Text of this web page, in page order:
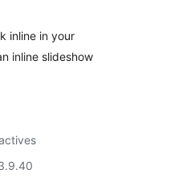
inline in your
inline slideshow